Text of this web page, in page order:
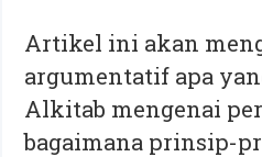
Artikel ini akan
argumentatif apa
Alkitab mengenai
bagaimana prinsip-